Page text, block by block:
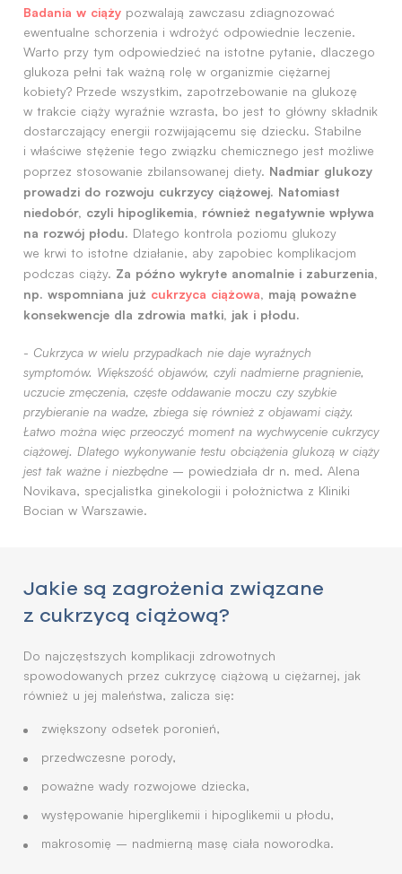
Badania w ciąży pozwalają zawczasu zdiagnozować
ewentualne schorzenia i wdrożyć odpowiednie leczenie.
Warto przy tym odpowiedzieć na istotne pytanie, dlaczego
glukoza pełni tak ważną rolę w organizmie ciężarnej
kobiety? Przede wszystkim, zapotrzebowanie na glukozę
w trakcie ciąży wyraźnie wzrasta, bo jest to główny składnik
dostarczający energii rozwijającemu się dziecku. Stabilne
i właściwe stężenie tego związku chemicznego jest możliwe
poprzez stosowanie zbilansowanej diety. Nadmiar glukozy
prowadzi do rozwoju cukrzycy ciążowej. Natomiast
niedobór, czyli hipoglikemia, również negatywnie wpływa
na rozwój płodu. Dlatego kontrola poziomu glukozy
we krwi to istotne działanie, aby zapobiec komplikacjom
podczas ciąży. Za późno wykryte anomalnie i zaburzenia,
np. wspomniana już cukrzyca ciążowa, mają poważne
konsekwencje dla zdrowia matki, jak i płodu.
- Cukrzyca w wielu przypadkach nie daje wyraźnych
symptomów. Większość objawów, czyli nadmierne pragnienie,
uczucie zmęczenia, częste oddawanie moczu czy szybkie
przybieranie na wadze, zbiega się również z objawami ciąży.
Łatwo można więc przeoczyć moment na wychwycenie cukrzycy
ciążowej. Dlatego wykonywanie testu obciążenia glukozą w ciąży
jest tak ważne i niezbędne – powiedziała dr n. med. Alena
Novikava, specjalistka ginekologii i położnictwa z Kliniki
Bocian w Warszawie.
Jakie są zagrożenia związane
z cukrzycą ciążową?
Do najczęstszych komplikacji zdrowotnych
spowodowanych przez cukrzycę ciążową u ciężarnej, jak
również u jej maleństwa, zalicza się:
zwiększony odsetek poronień,
przedwczesne porody,
poważne wady rozwojowe dziecka,
występowanie hiperglikemii i hipoglikemii u płodu,
makrosomię – nadmierną masę ciała noworodka.